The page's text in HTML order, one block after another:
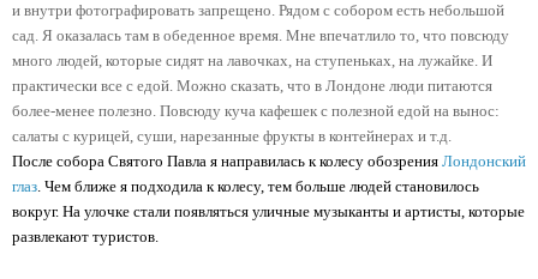
и внутри фотографировать запрещено. Рядом с собором есть небольшой
сад. Я оказалась там в обеденное время. Мне впечатлило то, что повсюду
много людей, которые сидят на лавочках, на ступеньках, на лужайке. И
практически все с едой. Можно сказать, что в Лондоне люди питаются
более-менее полезно. Повсюду куча кафешек с полезной едой на вынос:
салаты с курицей, суши, нарезанные фрукты в контейнерах и т.д.
После собора Святого Павла я направилась к колесу обозрения Лондонский
глаз. Чем ближе я подходила к колесу, тем больше людей становилось
вокруг. На улочке стали появляться уличные музыканты и артисты, которые
развлекают туристов.